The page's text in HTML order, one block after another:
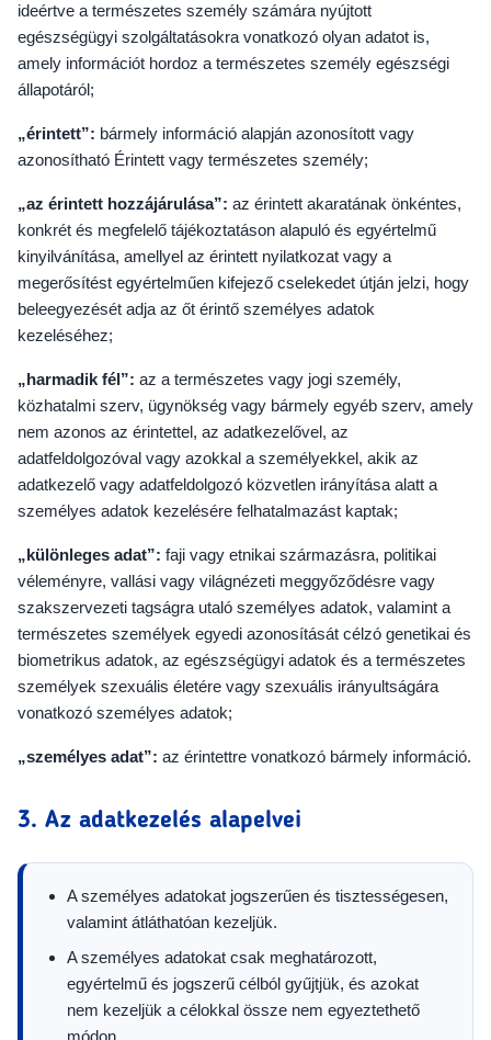
ideértve a természetes személy számára nyújtott
egészségügyi szolgáltatásokra vonatkozó olyan adatot is,
amely információt hordoz a természetes személy egészségi
állapotáról;
„érintett”: bármely információ alapján azonosított vagy
azonosítható Érintett vagy természetes személy;
„az érintett hozzájárulása”: az érintett akaratának önkéntes,
konkrét és megfelelő tájékoztatáson alapuló és egyértelmű
kinyilvánítása, amellyel az érintett nyilatkozat vagy a
megerősítést egyértelműen kifejező cselekedet útján jelzi, hogy
beleegyezését adja az őt érintő személyes adatok
kezeléséhez;
„harmadik fél”: az a természetes vagy jogi személy,
közhatalmi szerv, ügynökség vagy bármely egyéb szerv, amely
nem azonos az érintettel, az adatkezelővel, az
adatfeldolgozóval vagy azokkal a személyekkel, akik az
adatkezelő vagy adatfeldolgozó közvetlen irányítása alatt a
személyes adatok kezelésére felhatalmazást kaptak;
„különleges adat”: faji vagy etnikai származásra, politikai
véleményre, vallási vagy világnézeti meggyőződésre vagy
szakszervezeti tagságra utaló személyes adatok, valamint a
természetes személyek egyedi azonosítását célzó genetikai és
biometrikus adatok, az egészségügyi adatok és a természetes
személyek szexuális életére vagy szexuális irányultságára
vonatkozó személyes adatok;
„személyes adat”: az érintettre vonatkozó bármely információ.
3. Az adatkezelés alapelvei
A személyes adatokat jogszerűen és tisztességesen,
valamint átláthatóan kezeljük.
A személyes adatokat csak meghatározott,
egyértelmű és jogszerű célból gyűjtjük, és azokat
nem kezeljük a célokkal össze nem egyeztethető
módon.